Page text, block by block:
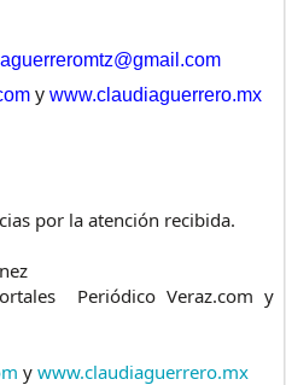
y www.claudiaguerrero.mx
por la atención recibida.
Periódico Veraz.com y
y www.claudiaguerrero.mx